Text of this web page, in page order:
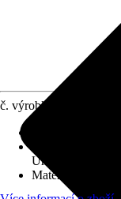
č. výrobku
Umyvadlo, Voda,
Materiál